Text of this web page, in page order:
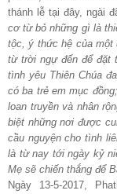
thánh lễ tại đây, ngài
cơ từ bỏ những gì là
tộc, ý thức hệ của một
từ trời ngự đến để đặt
tình yêu Thiên Chúa
có ba trẻ em mục
loan truyền và nhân
biệt những nơi được
cầu nguyện cho tình
là từ nay tới ngày kỷ
Mẹ sẽ chiến thắng để
Ngày 13-5-2017,